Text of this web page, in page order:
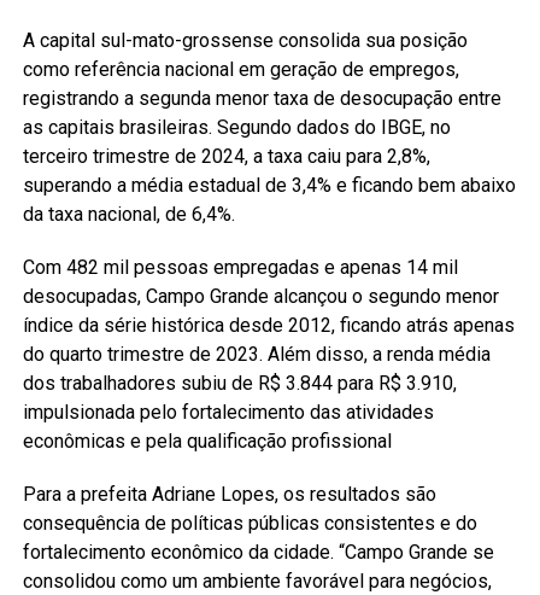
A capital sul-mato-grossense consolida sua posição
como referência nacional em geração de empregos,
registrando a segunda menor taxa de desocupação entre
as capitais brasileiras. Segundo dados do IBGE, no
terceiro trimestre de 2024, a taxa caiu para 2,8%,
superando a média estadual de 3,4% e ficando bem abaixo
da taxa nacional, de 6,4%.
Com 482 mil pessoas empregadas e apenas 14 mil
desocupadas, Campo Grande alcançou o segundo menor
índice da série histórica desde 2012, ficando atrás apenas
do quarto trimestre de 2023. Além disso, a renda média
dos trabalhadores subiu de R$ 3.844 para R$ 3.910,
impulsionada pelo fortalecimento das atividades
econômicas e pela qualificação profissional
Para a prefeita Adriane Lopes, os resultados são
consequência de políticas públicas consistentes e do
fortalecimento econômico da cidade. “Campo Grande se
consolidou como um ambiente favorável para negócios,